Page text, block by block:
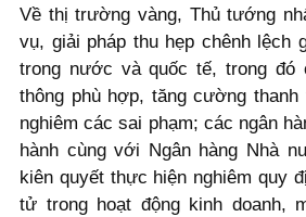
Về thị trường vàng, Thủ tướng
vụ, giải pháp thu hẹp chênh lệch
trong nước và quốc tế, trong đó
thông phù hợp, tăng cường
nghiêm các sai phạm; các ngân
hành cùng với Ngân hàng Nhà
kiên quyết thực hiện nghiêm quy
tử trong hoạt động kinh doanh,